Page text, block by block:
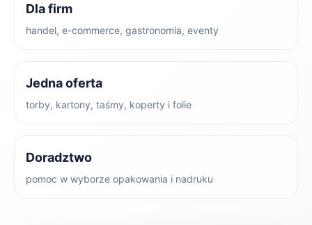
Dla firm
handel, e-commerce, gastronomia, eventy
Jedna oferta
torby, kartony, taśmy, koperty i folie
Doradztwo
pomoc w wyborze opakowania i nadruku